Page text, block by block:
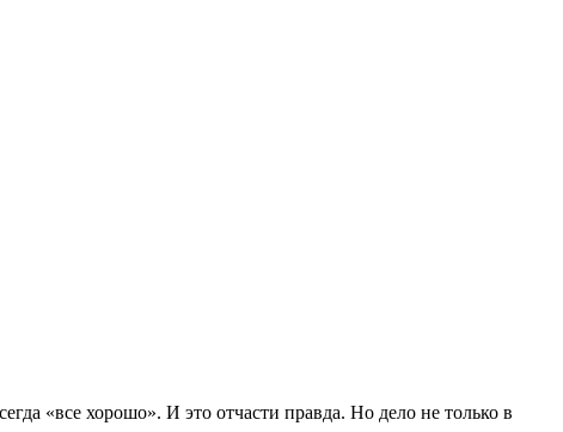
«все хорошо». И это отчасти правда. Но дело не только в